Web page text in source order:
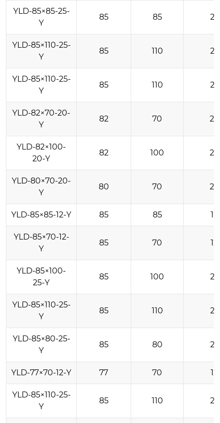
YLD-85×85-25-
Y
85 85 25
YLD-85×110-25-
Y
85 110 25
YLD-85×110-25-
Y
85 110 25
YLD-82×70-20-
Y
82 70 20
YLD-82×100-
20-Y
82 100 20
YLD-80×70-20-
Y
80 70 20
YLD-85×85-12-Y 85 85 12
YLD-85×70-12-
Y
85 70 12
YLD-85×100-
25-Y
85 100 25
YLD-85×110-25-
Y
85 110 25
YLD-85×80-25-
Y
85 80 25
YLD-77×70-12-Y 77 70 12
YLD-85×110-25-
Y
85 110 25